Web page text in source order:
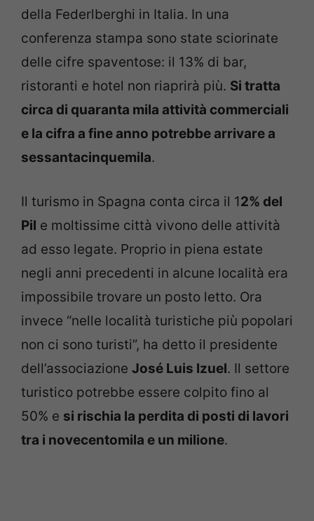
della Federlberghi in Italia. In una
conferenza stampa sono state sciorinate
delle cifre spaventose: il 13% di bar,
ristoranti e hotel non riaprirà più. Si tratta
circa di quaranta mila attività commerciali
e la cifra a fine anno potrebbe arrivare a
sessantacinquemila.
Il turismo in Spagna conta circa il 12% del
Pil e moltissime città vivono delle attività
ad esso legate. Proprio in piena estate
negli anni precedenti in alcune località era
impossibile trovare un posto letto. Ora
invece “nelle località turistiche più popolari
non ci sono turisti”, ha detto il presidente
dell’associazione José Luis Izuel. Il settore
turistico potrebbe essere colpito fino al
50% e si rischia la perdita di posti di lavori
tra i novecentomila e un milione.